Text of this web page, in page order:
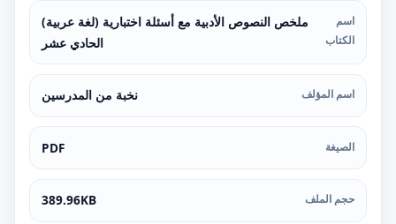
اسم
الكتاب
ملخص النصوص الأدبية مع أسئلة اختبارية (لغة عربية)
الحادي عشر
اسم المؤلف نخبة من المدرسين
الصيغة PDF
حجم الملف 389.96KB